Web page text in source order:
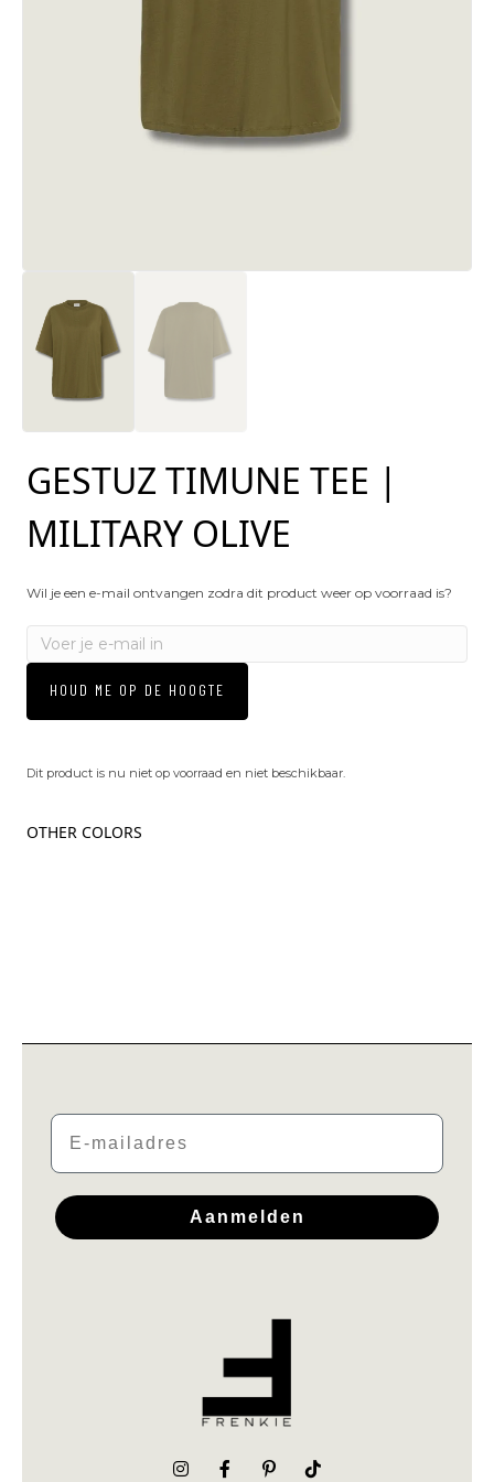
GESTUZ TIMUNE TEE |
MILITARY OLIVE
Wil je een e-mail ontvangen zodra dit product weer op voorraad is?
HOUD ME OP DE HOOGTE
Dit product is nu niet op voorraad en niet beschikbaar.
OTHER COLORS
Email
Aanmelden